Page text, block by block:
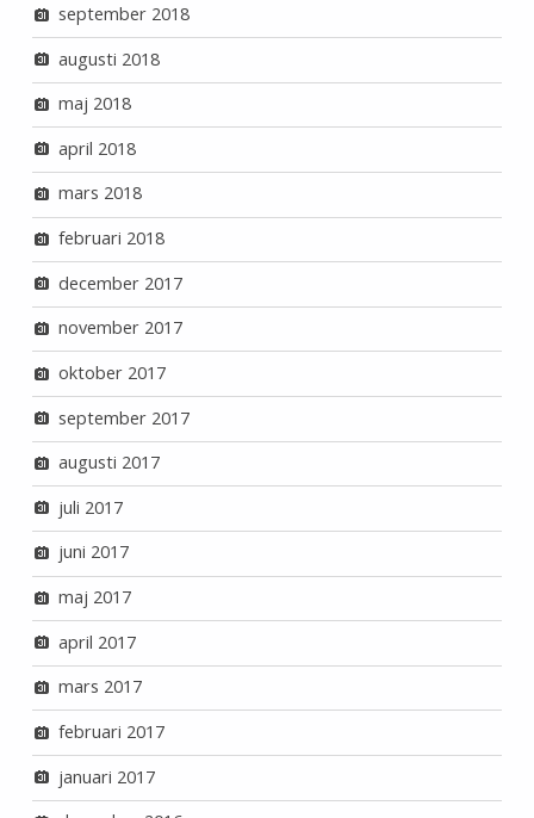
september 2018
augusti 2018
maj 2018
april 2018
mars 2018
februari 2018
december 2017
november 2017
oktober 2017
september 2017
augusti 2017
juli 2017
juni 2017
maj 2017
april 2017
mars 2017
februari 2017
januari 2017